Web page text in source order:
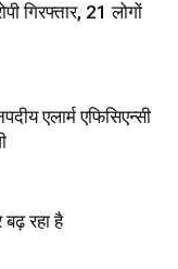
गिरफ्तार, 21 लोगों
एलार्म एफिसिएन्सी
रहा है